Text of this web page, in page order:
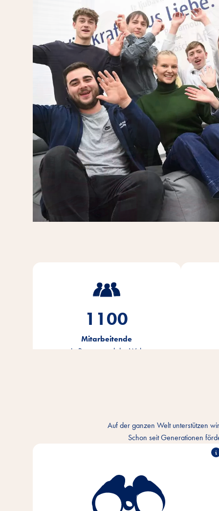
1100
Mitarbeitende
in Bremen und der Welt
Auf der ganzen Welt unterstützen
Schon seit Generationen
Tier und wollen das Miteinander jeden Tag besser
machen. In jedem Tier-Zuhause und überall auf der
Welt.